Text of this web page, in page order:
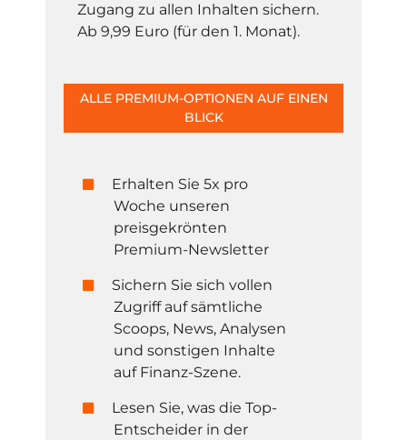
Zugang zu allen Inhalten sichern.
Ab 9,99 Euro (für den 1. Monat).
ALLE PREMIUM-OPTIONEN AUF EINEN
BLICK
Erhalten Sie 5x pro
Woche unseren
preisgekrönten
Premium-Newsletter
Sichern Sie sich vollen
Zugriff auf sämtliche
Scoops, News, Analysen
und sonstigen Inhalte
auf Finanz-Szene.
Lesen Sie, was die Top-
Entscheider in der